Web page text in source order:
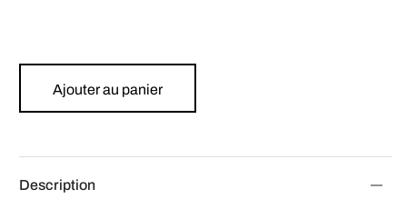
Ajouter au panier
Description